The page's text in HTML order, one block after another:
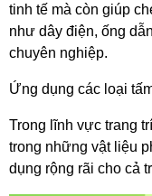
tinh tế mà còn giúp
như dây điện, ống
chuyên nghiệp.
Ứng dụng các loại
Trong lĩnh vực trang
trong những vật liệu
dụng rộng rãi cho cả